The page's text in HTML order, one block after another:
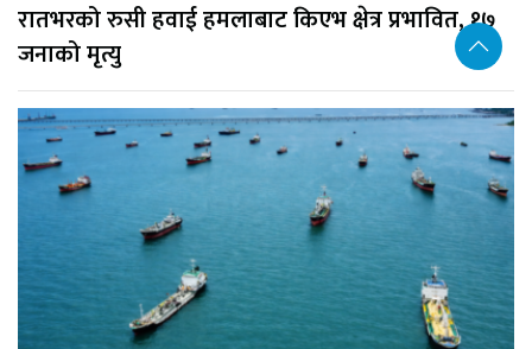
रातभरको रुसी हवाई हमलाबाट किएभ क्षेत्र प्रभावित, १७
जनाको मृत्यु